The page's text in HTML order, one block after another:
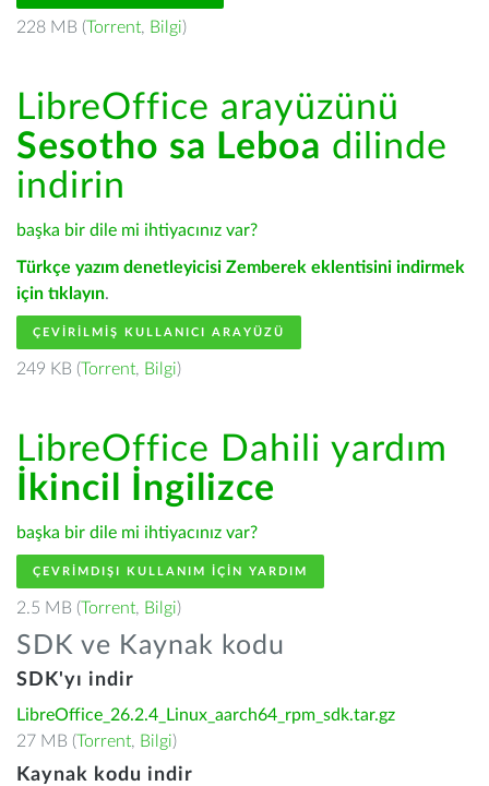
228 MB (Torrent, Bilgi)
LibreOffice arayüzünü
Sesotho sa Leboa dilinde
indirin
başka bir dile mi ihtiyacınız var?
Türkçe yazım denetleyicisi Zemberek eklentisini indirmek
için tıklayın.
ÇEVIRILMIŞ KULLANICI ARAYÜZÜ
249 KB (Torrent, Bilgi)
LibreOffice Dahili yardım
İkincil İngilizce
başka bir dile mi ihtiyacınız var?
ÇEVRIMDIŞI KULLANIM IÇIN YARDIM
2.5 MB (Torrent, Bilgi)
SDK ve Kaynak kodu
SDK'yı indir
LibreOffice_26.2.4_Linux_aarch64_rpm_sdk.tar.gz
27 MB (Torrent, Bilgi)
Kaynak kodu indir